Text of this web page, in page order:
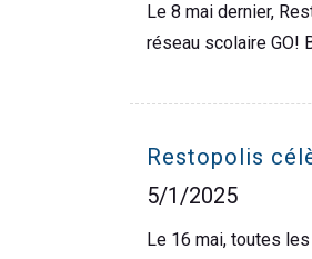
Le 8 mai dernier,
réseau scolaire GO!
Restopolis
5/1/2025
Le 16 mai, toutes